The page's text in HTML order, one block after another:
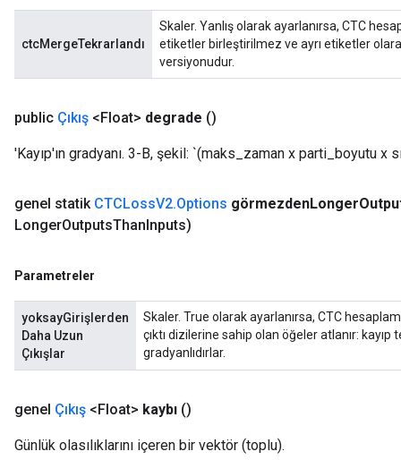
ctcMergeTekrarlandı
Skaler. Yanlış olarak ayarlanırsa, CTC
etiketler birleştirilmez ve ayrı etiketler
versiyonudur.
public Çıkış <Float> degrade ()
'Kayıp'ın gradyanı. 3-B, şekil: `(maks_zaman x parti_boyutu x
genel statik CTCLossV2.Options görmezdenLonger
LongerOutputsThanInputs)
Parametreler
yoksayGirişlerden
Daha Uzun
Çıkışlar
Skaler. True olarak ayarlanırsa, CTC
çıktı dizilerine sahip olan öğeler atlanır:
gradyanlıdırlar.
genel Çıkış <Float> kaybı ()
Günlük olasılıklarını içeren bir vektör (toplu).